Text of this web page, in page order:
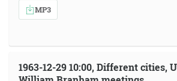
MP3
1963-12-29 10:00, Different cities,